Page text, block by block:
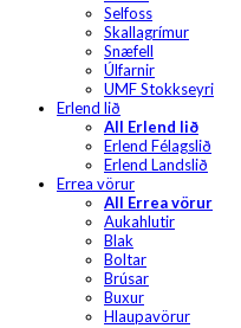
Selfoss
Skallagrímur
Snæfell
Úlfarnir
UMF Stokkseyri
Erlend lið
All Erlend lið
Erlend Félagslið
Erlend Landslið
Errea vörur
All Errea vörur
Aukahlutir
Blak
Boltar
Brúsar
Buxur
Hlaupavörur